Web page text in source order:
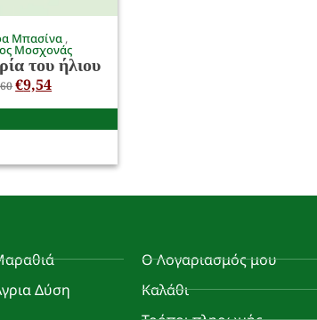
Μπασίνα
Μοσχονάς
του ήλιου
€9,54
Δύση
Ο Λογαριασμός μου
Καλάθι